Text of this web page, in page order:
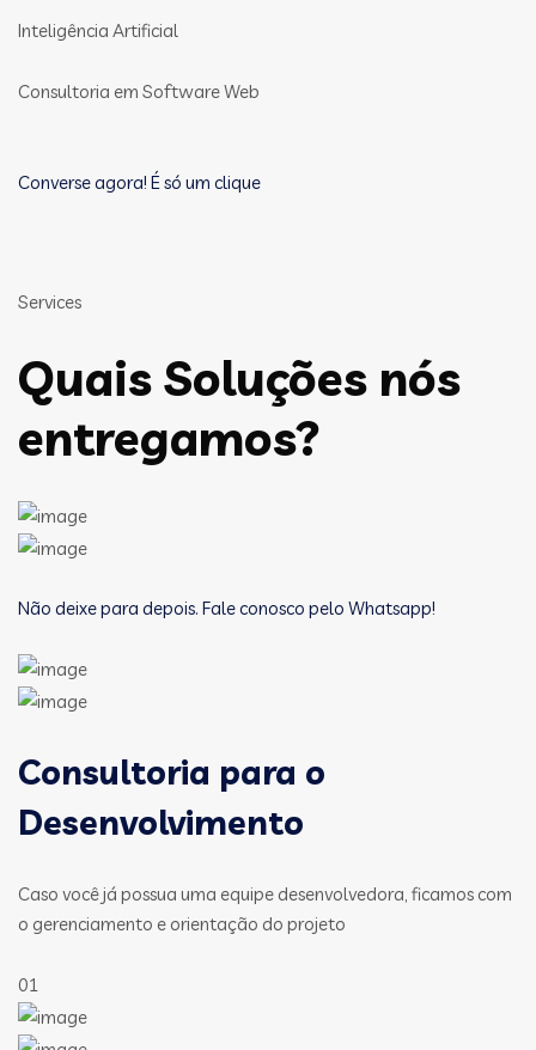
Inteligência Artificial
Consultoria em Software Web
Converse agora! É só um clique
Services
Quais Soluções nós
entregamos?
Não deixe para depois. Fale conosco pelo Whatsapp!
Consultoria para o
Desenvolvimento
Caso você já possua uma equipe desenvolvedora, ficamos com
o gerenciamento e orientação do projeto
01